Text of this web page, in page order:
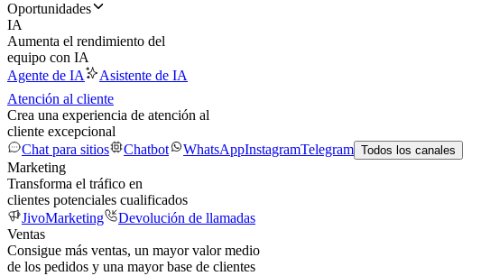
Oportunidades
IA
Aumenta el rendimiento del
equipo con IA
Agente de IA
Asistente de IA
Atención al cliente
Crea una experiencia de atención al
cliente excepcional
Chat para sitios
Chatbot WhatsAppInstagramTelegram Todos los canales
Marketing
Transforma el tráfico en
clientes potenciales cualificados
JivoMarketing
Devolución de llamadas
Ventas
Consigue más ventas, un mayor valor medio
de los pedidos y una mayor base de clientes